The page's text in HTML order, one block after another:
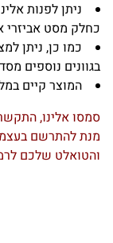
ניתן לפנות
כחלק מסט אביזרי
כמו כן, ניתן
בגוונים נוספים
המוצר קיים
סמסו אלינו,
מנת להתרשם
והטואלט שלכם